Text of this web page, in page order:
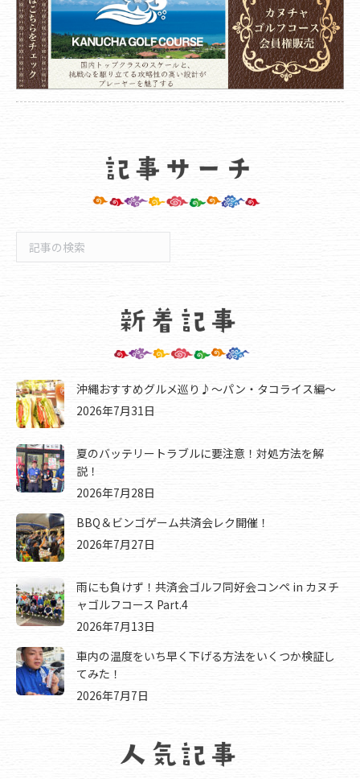
索
沖縄おすすめグルメ巡り♪～パン・タコライス編～
2026年7月31日
夏のバッテリートラブルに要注意！対処方法を解
説！
2026年7月28日
BBQ＆ビンゴゲーム共済会レク開催！
2026年7月27日
雨にも負けず！共済会ゴルフ同好会コンペ in カヌチ
ャゴルフコース Part.4
2026年7月13日
車内の温度をいち早く下げる方法をいくつか検証し
てみた！
2026年7月7日